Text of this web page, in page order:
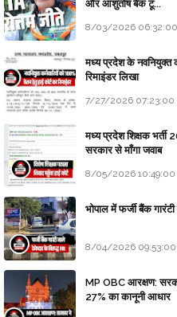
और आशुतोष बैक टू...
8/03/2026
मध्य प्रदेश के नवनियुक्त
रिमाइंडर लिखा
7/27/2026 07:23:00
मध्य प्रदेश शिक्षक भर्ती
सरकार से माँगा जवाब
8/05/2026 10:49:00
भोपाल में फर्जी बैंक
8/04/2026 09:53:00
MP OBC आरक्षण:
27% का कानूनी आधार